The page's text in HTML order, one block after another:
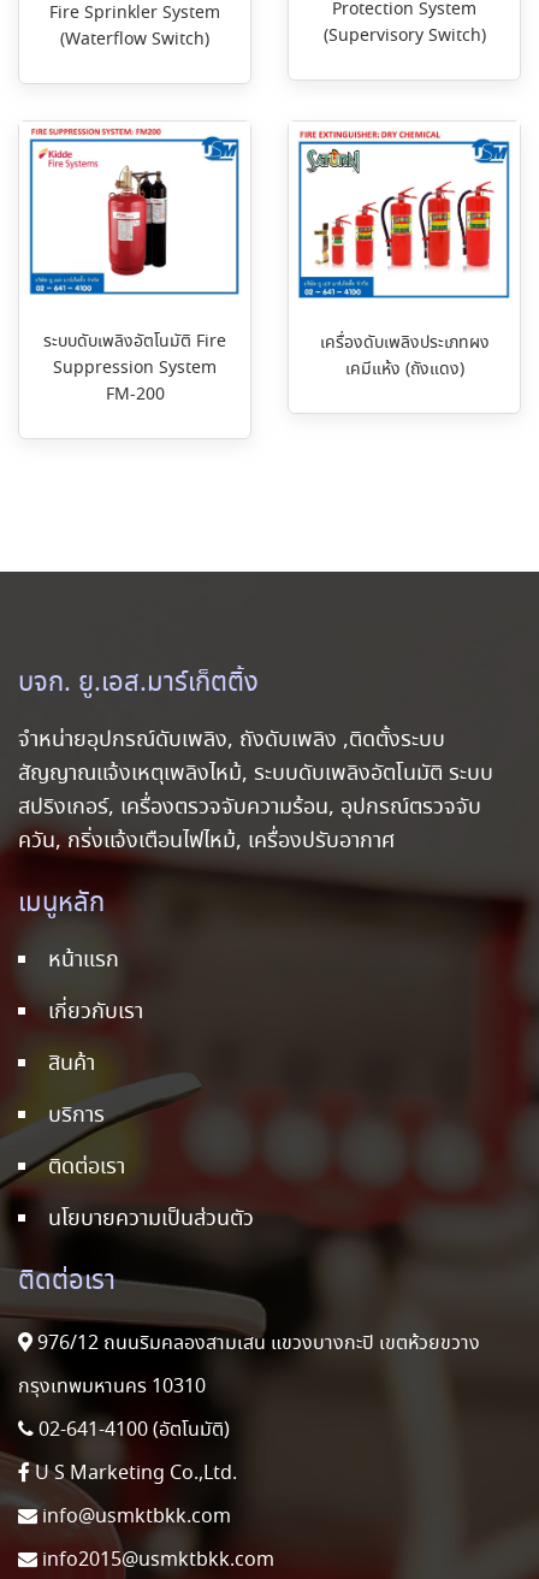
Fire Sprinkler System
(Waterflow Switch)
Protection System
(Supervisory Switch)
ระบบดับเพลิงอัตโนมัติ Fire
Suppression System
FM-200
เครื่องดับเพลิงประเภทผง
เคมีแห้ง (ถังแดง)
บจก. ยู.เอส.มาร์เก็ตติ้ง
จำหน่ายอุปกรณ์ดับเพลิง, ถังดับเพลิง ,ติดตั้งระบบ
สัญญาณแจ้งเหตุเพลิงไหม้, ระบบดับเพลิงอัตโนมัติ ระบบ
สปริงเกอร์, เครื่องตรวจจับความร้อน, อุปกรณ์ตรวจจับ
ควัน, กริ่งแจ้งเตือนไฟไหม้, เครื่องปรับอากาศ
เมนูหลัก
หน้าแรก
เกี่ยวกับเรา
สินค้า
บริการ
ติดต่อเรา
นโยบายความเป็นส่วนตัว
ติดต่อเรา
976/12 ถนนริมคลองสามเสน แขวงบางกะปิ เขตห้วยขวาง
กรุงเทพมหานคร 10310
02-641-4100 (อัตโนมัติ)
U S Marketing Co.,Ltd.
info@usmktbkk.com
info2015@usmktbkk.com